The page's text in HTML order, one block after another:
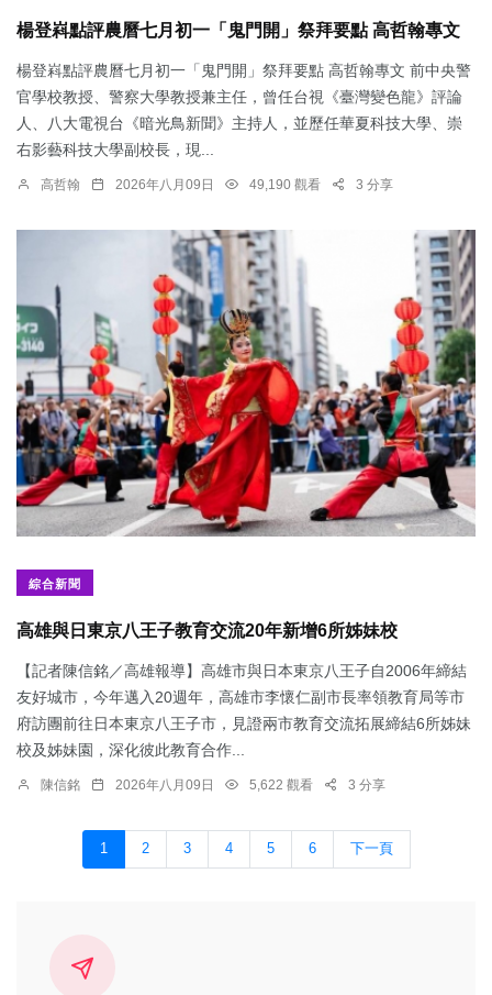
楊登嵙點評農曆七月初一「鬼門開」祭拜要點 高哲翰專文
楊登嵙點評農曆七月初一「鬼門開」祭拜要點 高哲翰專文 前中央警
官學校教授、警察大學教授兼主任，曾任台視《臺灣變色龍》評論
人、八大電視台《暗光鳥新聞》主持人，並歷任華夏科技大學、崇
右影藝科技大學副校長，現...
高哲翰 2026年八月09日 49,190 觀看 3 分享
綜合新聞
高雄與日東京八王子教育交流20年新增6所姊妹校
【記者陳信銘／高雄報導】高雄市與日本東京八王子自2006年締結
友好城市，今年邁入20週年，高雄市李懷仁副市長率領教育局等市
府訪團前往日本東京八王子市，見證兩市教育交流拓展締結6所姊妹
校及姊妹園，深化彼此教育合作...
陳信銘 2026年八月09日 5,622 觀看 3 分享
1 2 3 4 5 6 下一頁